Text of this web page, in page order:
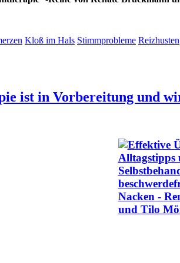
Kloß im Hals Stimmprobleme Reizhusten
ist in Vorbereitung und